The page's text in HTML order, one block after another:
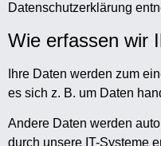
Datenschutzerklärung
Wie erfassen wir
Ihre Daten werden zum
es sich z. B. um Daten
Andere Daten werden
durch unsere IT-Systeme